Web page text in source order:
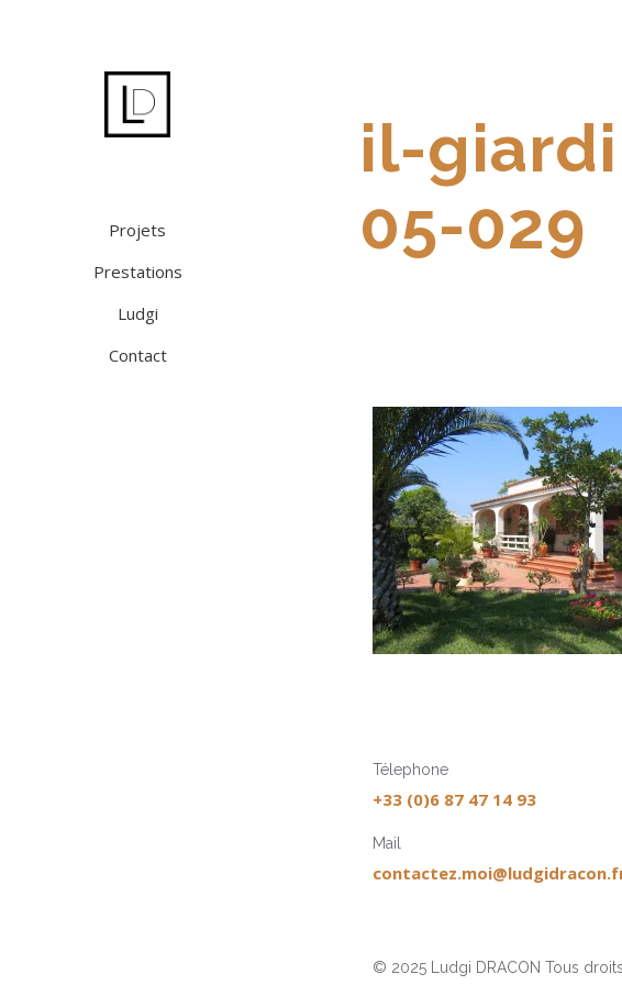
Projets
Prestations
Ludgi
Contact
il-
05-029
Télephone
+33 (0)6 87 47 14 93
Mail
© 2025 Ludgi DRACON Tous